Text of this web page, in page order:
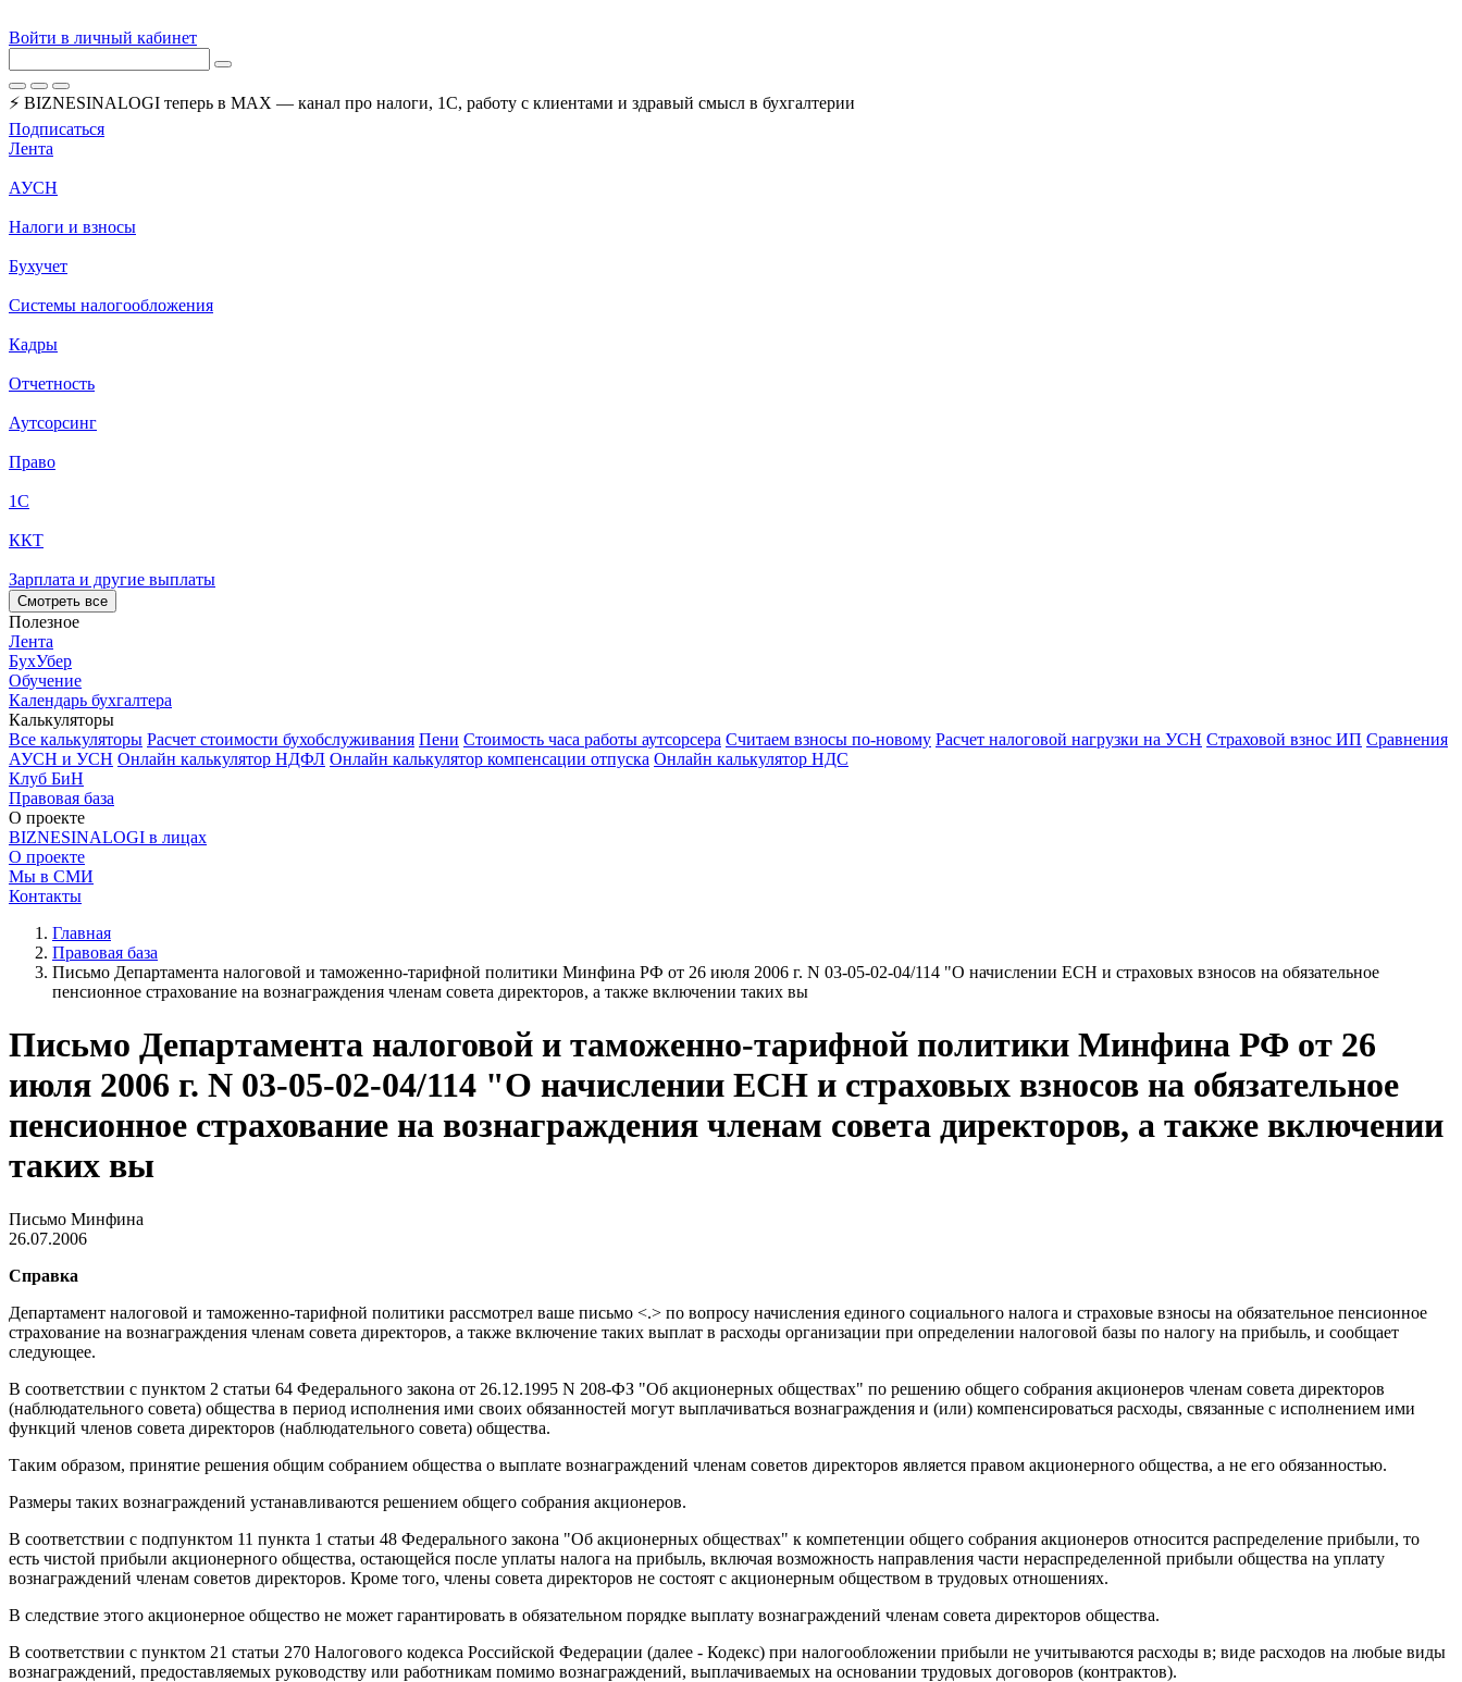
Войти в личный кабинет
⚡ BIZNESINALOGI теперь в MAX — канал про налоги, 1С, работу с клиентами и здравый смысл в бухгалтерии
Подписаться
Лента
АУСН
Налоги и взносы
Бухучет
Системы налогообложения
Кадры
Отчетность
Аутсорсинг
Право
1С
ККТ
Зарплата и другие выплаты
Смотреть все
Полезное
Лента
БухУбер
Обучение
Календарь бухгалтера
Калькуляторы
Все калькуляторы Расчет стоимости бухобслуживания Пени Стоимость часа работы аутсорсера Считаем взносы по-новому Расчет налоговой нагрузки на УСН Страховой взнос ИП Сравнения
АУСН и УСН Онлайн калькулятор НДФЛ Онлайн калькулятор компенсации отпуска Онлайн калькулятор НДС
Клуб БиН
Правовая база
О проекте
BIZNESINALOGI в лицах
О проекте
Мы в СМИ
Контакты
Главная
Правовая база
Письмо Департамента налоговой и таможенно-тарифной политики Минфина РФ от 26 июля 2006 г. N 03-05-02-04/114 "О начислении ЕСН и страховых взносов на обязательное
пенсионное страхование на вознаграждения членам совета директоров, а также включении таких вы
Письмо Департамента налоговой и таможенно-тарифной политики Минфина РФ от 26
июля 2006 г. N 03-05-02-04/114 "О начислении ЕСН и страховых взносов на обязательное
пенсионное страхование на вознаграждения членам совета директоров, а также включении
таких вы
Письмо Минфина
26.07.2006
Справка
Департамент налоговой и таможенно-тарифной политики рассмотрел ваше письмо <.> по вопросу начисления единого социального налога и страховые взносы на обязательное пенсионное
страхование на вознаграждения членам совета директоров, а также включение таких выплат в расходы организации при определении налоговой базы по налогу на прибыль, и сообщает
следующее.
В соответствии с пунктом 2 статьи 64 Федерального закона от 26.12.1995 N 208-ФЗ "Об акционерных обществах" по решению общего собрания акционеров членам совета директоров
(наблюдательного совета) общества в период исполнения ими своих обязанностей могут выплачиваться вознаграждения и (или) компенсироваться расходы, связанные с исполнением ими
функций членов совета директоров (наблюдательного совета) общества.
Таким образом, принятие решения общим собранием общества о выплате вознаграждений членам советов директоров является правом акционерного общества, а не его обязанностью.
Размеры таких вознаграждений устанавливаются решением общего собрания акционеров.
В соответствии с подпунктом 11 пункта 1 статьи 48 Федерального закона "Об акционерных обществах" к компетенции общего собрания акционеров относится распределение прибыли, то
есть чистой прибыли акционерного общества, остающейся после уплаты налога на прибыль, включая возможность направления части нераспределенной прибыли общества на уплату
вознаграждений членам советов директоров. Кроме того, члены совета директоров не состоят с акционерным обществом в трудовых отношениях.
В следствие этого акционерное общество не может гарантировать в обязательном порядке выплату вознаграждений членам совета директоров общества.
В соответствии с пунктом 21 статьи 270 Налогового кодекса Российской Федерации (далее - Кодекс) при налогообложении прибыли не учитываются расходы в; виде расходов на любые виды
вознаграждений, предоставляемых руководству или работникам помимо вознаграждений, выплачиваемых на основании трудовых договоров (контрактов).